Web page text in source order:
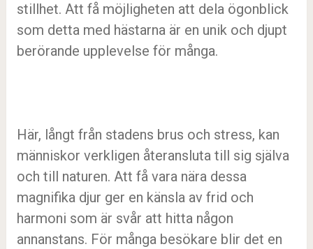
stillhet. Att få möjligheten att dela ögonblick
som detta med hästarna är en unik och djupt
berörande upplevelse för många.
Här, långt från stadens brus och stress, kan
människor verkligen återansluta till sig själva
och till naturen. Att få vara nära dessa
magnifika djur ger en känsla av frid och
harmoni som är svår att hitta någon
annanstans. För många besökare blir det en